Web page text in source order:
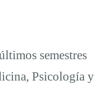
semestres
Psicología y